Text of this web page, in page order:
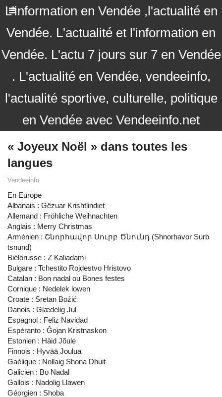
L'information en Vendée ,l'actualité en
Vendée. L'actualité et l'information en
Vendée. L'actu 7 jours sur 7 en Vendée
. L'actualité en Vendée, vendeeinfo,
l'actualité sportive, culturelle, politique
en Vendée avec Vendeeinfo.net
« Joyeux Noël » dans toutes les
langues
Vendeeinfo
En Europe
Albanais : Gëzuar Krishtlindiet
Allemand : Fröhliche Weihnachten
Anglais : Merry Christmas
Arménien : Շնորհավոր Սուրբ Ծնունդ (Shnorhavor Surb
tsnund)
Biélorusse : Z Kaliadami
Bulgare : Tchestito Rojdestvo Hristovo
Catalan : Bon nadal ou Bones festes
Cornique : Nedelek lowen
Croate : Sretan Boźić
Danois : Glædelig Jul
Espagnol : Feliz Navidad
Espéranto : Ĝojan Kristnaskon
Estonien : Häid Jõule
Finnois : Hyvää Joulua
Gaélique : Nollaig Shona Dhuit
Galicien : Bo Nadal
Gallois : Nadolig Llawen
Géorgien : Shoba